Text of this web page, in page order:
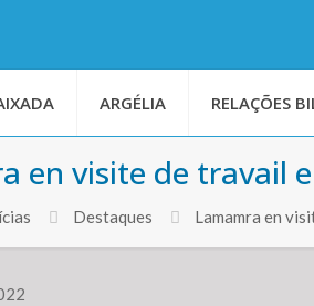
ARGÉLIA RELAÇÕES
en visite de travail
Destaques Lamamra en